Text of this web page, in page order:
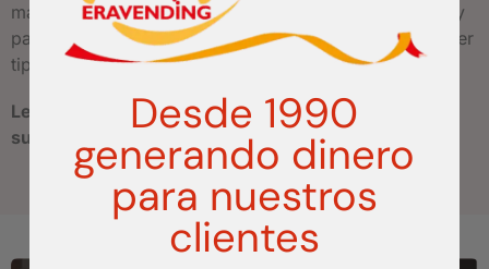
máquinas de comida caliente, productos de farmacia y
parafarmacia o máquinas personalizadas para cualquier
tipo de producto.
Le prepararemos un presupuesto sin compromiso a
su medida.
Desde 1990
generando dinero
para nuestros
clientes